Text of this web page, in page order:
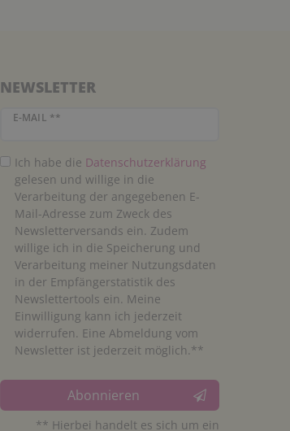
NEWSLETTER
E-MAIL **
Newsletter Honig
Ich habe die Daten­schutz­erklärung
gelesen und willige in die
Verarbeitung der angegebenen E-
Mail-Adresse zum Zweck des
Newsletterversands ein. Zudem
willige ich in die Speicherung und
Verarbeitung meiner Nutzungsdaten
in der Empfängerstatistik des
Newslettertools ein. Meine
Einwilligung kann ich jederzeit
widerrufen. Eine Abmeldung vom
Newsletter ist jederzeit möglich.**
Abonnieren
** Hierbei handelt es sich um ein